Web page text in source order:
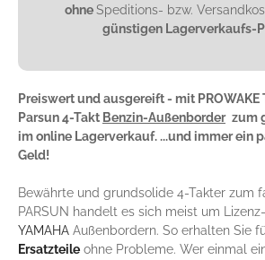
ohneSpeditions- bzw.
günstigen Lagerverkaufs-
Preiswert und ausgereift - mit
Parsun 4-Takt Benzin-Außenborder zum
im online Lagerverkauf. ...und immer ein
Geld!
Bewährte und grundsolide 4-Takter zum
PARSUN handelt es sich meist um
YAMAHA Außenbordern. So erhalten Sie
Ersatzteile ohne Probleme. Wer einmal